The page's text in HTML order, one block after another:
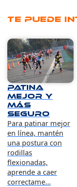
Te puede
Patina
mejor y
más
seguro
Para patinar mejor
en línea, mantén
una postura con
rodillas
flexionadas,
aprende a caer
correctame…